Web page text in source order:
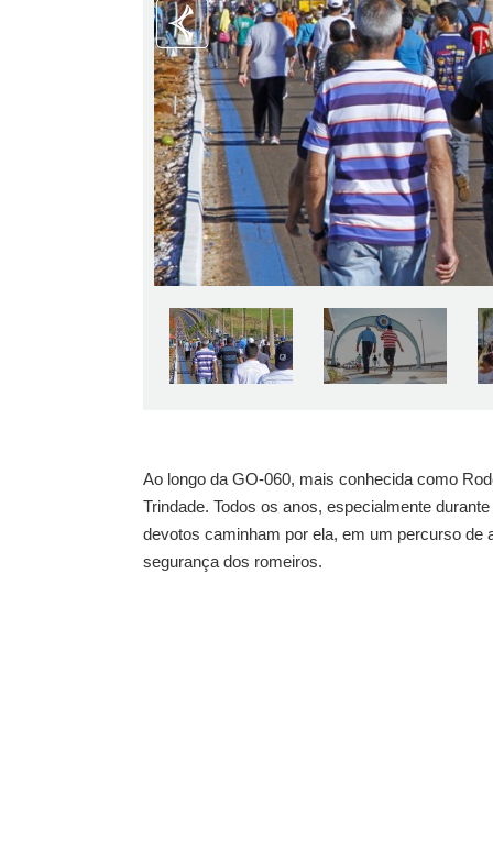
Previous
Ao longo da GO-060, mais conhecida como
Trindade. Todos os anos, especialmente
devotos caminham por ela, em um percurso de
segurança dos romeiros.